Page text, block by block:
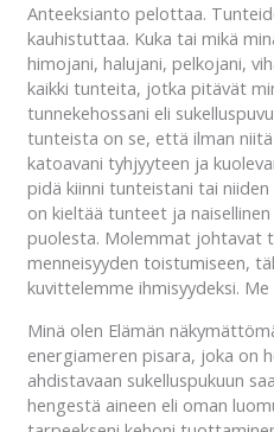
Anteeksianto pelottaa.
kauhistuttaa. Kuka tai mikä
himojani, halujani, pelkojani,
kaikki tunteita, jotka pitävät
tunnekehossani eli
tunteista on se, että ilman
katoavani tyhjyyteen ja
pidä kiinni tunteistani tai
on kieltää tunteet ja
puolesta. Molemmat johtavat
menneisyyden toistumiseen,
kuvittelemme ihmisyydeksi.
Minä olen Elämän
energiameren pisara, joka on
ahdistavaan sukelluspukuun
hengestä aineen eli oman